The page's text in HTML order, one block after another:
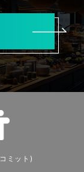
ミット)